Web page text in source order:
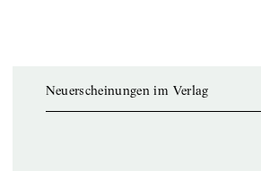
Neuerscheinungen im Verlag